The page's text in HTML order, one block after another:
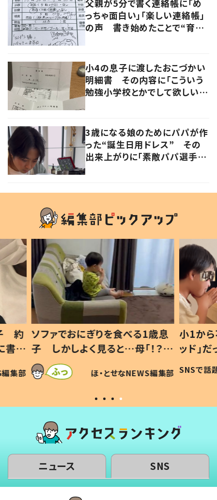
父親が5分で書く連絡帳に「め
っちゃ面白い」「楽しい連絡帳」
の声 書き始めたことで“育児
小4の息子に渡したおこづかい
明細書 その内容に「こういう
勉強小学校とかでして欲しい」
3歳になる娘のためにパパが作
った“誕生日用ドレス” その
出来上がりに「素敵パパ選手権
歳息
？」
編集部
小1から不登校、息子は「ギフテ
ッド」だった 父が“ウチ給食”を
作り続ける理由とは #令和の親
#令和の子
SNSで話題 ほ・とせなNEWS編集部
ひ孫
が、抱
「涙
い」
ニュース SNS